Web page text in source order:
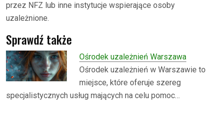
przez NFZ lub inne instytucje wspierające osoby
uzależnione.
Sprawdź także
Ośrodek uzależnień Warszawa
Ośrodek uzależnień w Warszawie to
miejsce, które oferuje szereg
specjalistycznych usług mających na celu pomoc…